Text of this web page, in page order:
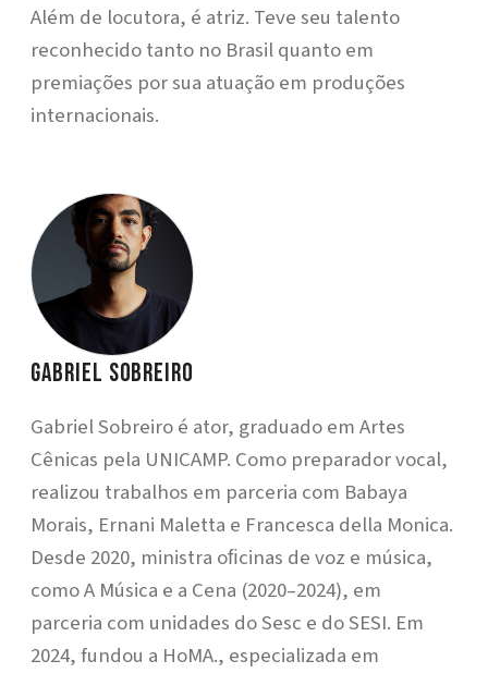
Além de locutora, é atriz. Teve seu talento
reconhecido tanto no Brasil quanto em
premiações por sua atuação em produções
internacionais.
Gabriel Sobreiro
Gabriel Sobreiro é ator, graduado em Artes
Cênicas pela UNICAMP. Como preparador vocal,
realizou trabalhos em parceria com Babaya
Morais, Ernani Maletta e Francesca della Monica.
Desde 2020, ministra oﬁcinas de voz e música,
como A Música e a Cena (2020–2024), em
parceria com unidades do Sesc e do SESI. Em
2024, fundou a HoMA., especializada em